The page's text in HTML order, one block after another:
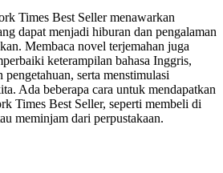
Times Best Seller menawarkan
dapat menjadi hiburan dan pengalaman
Membaca novel terjemahan juga
keterampilan bahasa Inggris,
serta menstimulasi
Ada beberapa cara untuk mendapatkan
Times Best Seller, seperti membeli di
meminjam dari perpustakaan.